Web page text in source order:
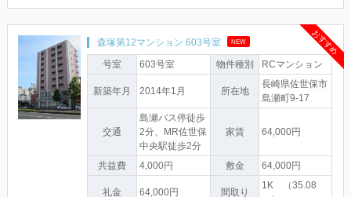
森塚第12マンション 603号室 NEW
号室 603号室 物件種別 RCマンション
新築年月 2014年1月 所在地
長崎県佐世保市
島瀬町9-17
交通
島瀬バス停徒歩
2分、MR佐世保
中央駅徒歩2分
家賃 64,000円
共益費 4,000円 敷金 64,000円
礼金 64,000円 間取り
1K （35.08
おすすめ